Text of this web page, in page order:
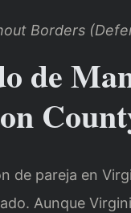
Borders
de
de pareja en
Aunque